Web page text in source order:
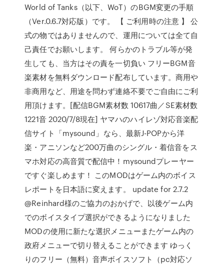
World of Tanks（以下、WoT）のBGM変更の手順
（Ver.0.6.7対応版）です。 【 ご利用時の注意 】 公
式の物ではありませんので、運用については全て自
己責任でお願いします。 何らかのトラブル等が発
生しても、当方はその責を一切負い フリーBGM音
楽素材を無料ダウンロード配布しています。商用や
非商用など、用途を問わず連絡不要でご自由にご利
用頂けます。[配信BGM素材数 10617曲／SE素材数
1221音 2020/7/8現在] ヤマハのハイレゾ対応音楽配
信サイト「mysound」なら、最新J-POPから洋
楽・アニソンなど200万曲のシングル・着信音をス
マホ対応の高音質で配信中！mysoundプレーヤー
ですぐ楽しめます！ このMODはゲーム内のボイス
レポートを日本語に変えます。 update for 2.7.2
@Reinhard様のご協力のおかげで、以後ゲーム内
でのボイスタイプ選択ができるようになりました
MODの使用に新たな選択メニューまたゲーム内の
政府メニューで切り替えることができます ゆっく
りのフリー（無料）音声ボイスソフト（pc対応ソ